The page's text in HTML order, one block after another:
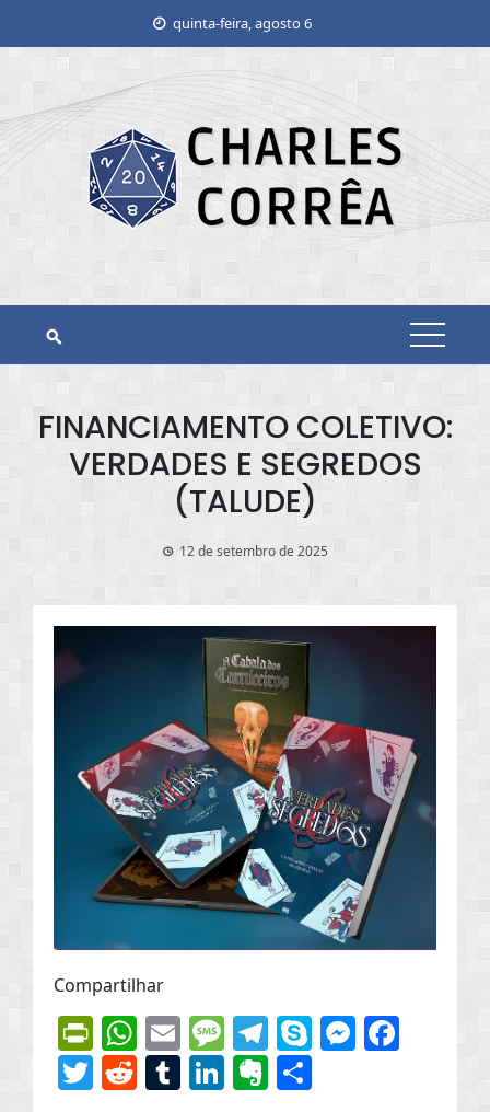
content
quinta-feira, agosto 6
FINANCIAMENTO COLETIVO:
VERDADES E SEGREDOS
(TALUDE)
12 de setembro de 2025
Compartilhar
PrintFriendly
WhatsApp
EmailMessage
Telegram
Skype
Twitter
Reddit
Tumblr
LinkedIn
Evernote